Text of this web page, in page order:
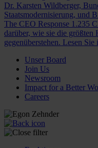
Dr. Karsten Wildberger,
Staatsmodernisierung, und
The CEO Response 1.235
darüber, wie sie die größten
gegenüberstehen. Lesen
Unser Board
Join Us
Newsroom
Impact for a Better
Careers